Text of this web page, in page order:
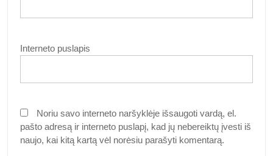
Interneto puslapis
Noriu savo interneto naršyklėje išsaugoti vardą, el.
pašto adresą ir interneto puslapį, kad jų nebereiktų įvesti iš
naujo, kai kitą kartą vėl norėsiu parašyti komentarą.